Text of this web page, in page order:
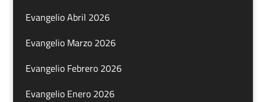
Evangelio Abril 2026
Evangelio Marzo 2026
Evangelio Febrero 2026
Evangelio Enero 2026